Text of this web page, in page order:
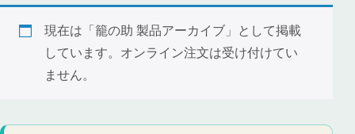
現在は「籠の助 製品アーカイブ」として掲載
しています。オンライン注文は受け付けてい
ません。